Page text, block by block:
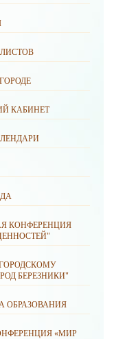
КАБИНЕТ
КОНФЕРЕНЦИЯ
БЕРЕЗНИКИ"
ОБРАЗОВАНИЯ
«МИР